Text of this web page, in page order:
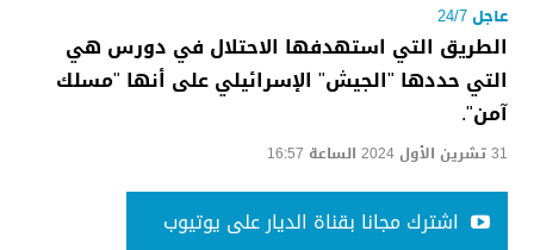
عاجل 24/7
الطريق التي استهدفها الاحتلال في دورس هي
التي حددها "الجيش" الإسرائيلي على أنها "مسلك
آمن".
31 تشرين الأول 2024 الساعة 16:57
اشترك مجانا بقناة الديار على يوتيوب